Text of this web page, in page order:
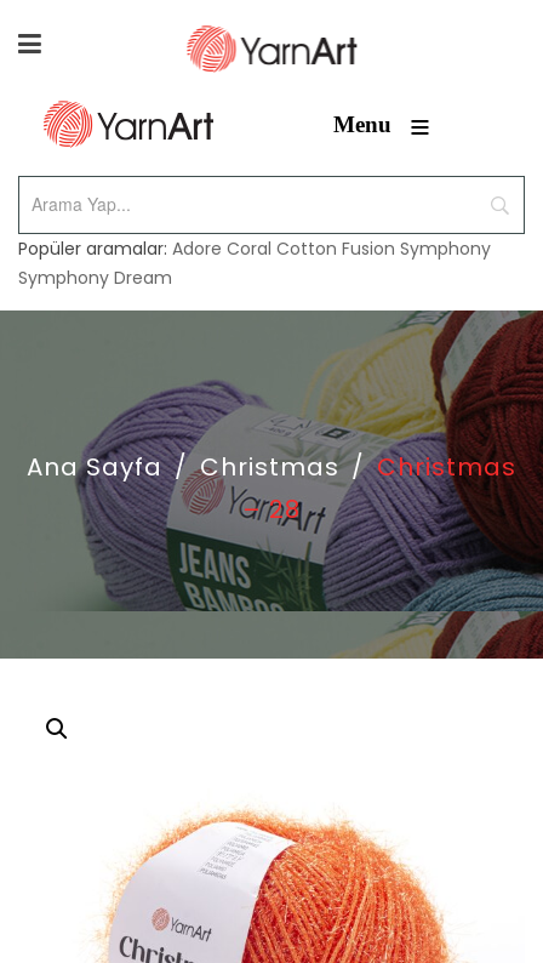
Menu ≡
Popüler aramalar: Adore Coral Cotton Fusion Symphony
Symphony Dream
Ana Sayfa / Christmas / Christmas
– 28